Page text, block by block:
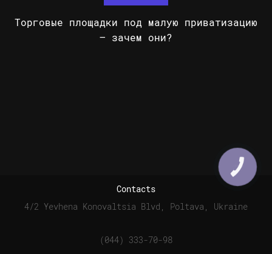
Торговые площадки под малую приватизацию
– зачем они?
Contacts
4/2 Yevhena Konovaltsia Blvd, Poltava, Ukraine
(044) 333-70-98